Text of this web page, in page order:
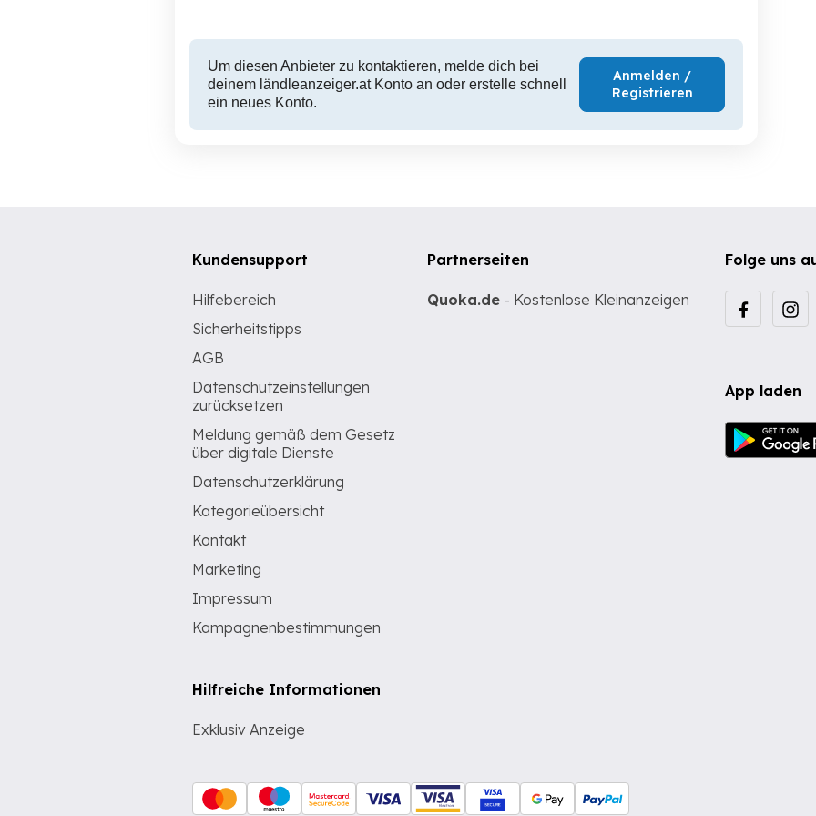
Um diesen Anbieter zu kontaktieren, melde dich bei
deinem ländleanzeiger.at Konto an oder erstelle schnell
ein neues Konto.
Anmelden /
Registrieren
Folge uns
App laden
Kundensupport
Hilfebereich
Sicherheitstipps
AGB
Datenschutzeinstellungen
zurücksetzen
Meldung gemäß dem Gesetz
über digitale Dienste
Datenschutzerklärung
Kategorieübersicht
Kontakt
Marketing
Impressum
Kampagnenbestimmungen
Hilfreiche Informationen
Exklusiv Anzeige
Partnerseiten
Quoka.de - Kostenlose Kleinanzeigen